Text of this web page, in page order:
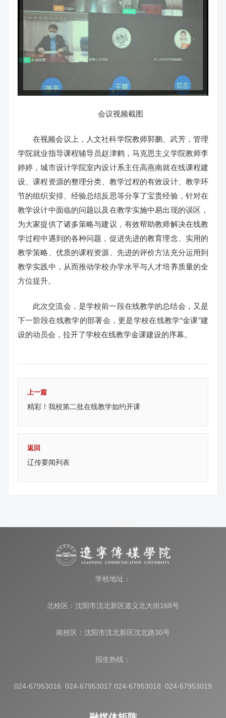
会议视频截图
在视频会议上，人文社科学院教师郭鹏、武芳，管理
学院就业指导课程辅导员赵津鹤，马克思主义学院教师李
婷婷，城市设计学院室内设计系主任高燕南就在线课程建
设、课程资源的整理分类、教学过程的有效设计、教学环
节的组织安排、经验总结反思等分享了宝贵经验，针对在
教学设计中面临的问题以及在教学实施中易出现的误区，
为大家提供了诸多策略与建议，有效帮助教师解决在线教
学过程中遇到的各种问题，促进先进的教育理念、实用的
教学策略、优质的课程资源、先进的评价方法充分运用到
教学实践中，从而推动学校办学水平与人才培养质量的全
方位提升。
此次交流会，是学校前一段在线教学的总结会，又是
下一阶段在线教学的部署会，更是学校在线教学“金课”建
设的动员会，拉开了学校在线教学金课建设的序幕。
上一篇
精彩！我校第二批在线教学如约开课
返回
辽传要闻列表
学校地址：
北校区：沈阳市沈北新区道义北大街168号
南校区：沈阳市沈北新区沈北路30号
招生热线：
024-67953016 024-67953017 024-67953018 024-67953019